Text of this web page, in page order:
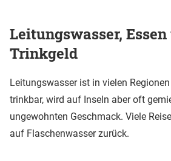
Leitungswasser,
Trinkgeld
Leitungswasser ist in vielen
trinkbar, wird auf Inseln aber oft
ungewohnten Geschmack. Viele
auf Flaschenwasser zurück.